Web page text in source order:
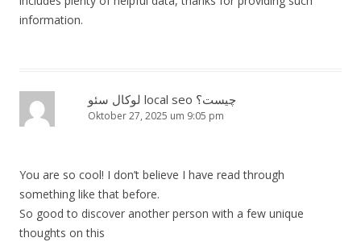
information.
لوکال سئو local seo چیست؟
Oktober 27, 2025 um 9:05 pm
You are so cool! I don’t believe I have read through
something like that before.
So good to discover another person with a few unique
thoughts on this